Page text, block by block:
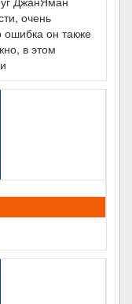
очень
он также
в этом